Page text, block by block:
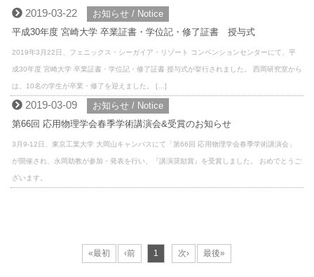
2019-03-22 お知らせ / Notice
平成30年度 宮崎大学 卒業証書・学位記・修了証書 授与式
2019年3月22日、フェニックス・シーガイア・リゾート コンベンションセンターにて、平
成30年度 宮崎大学 卒業証書・学位記・修了証書 授与式が挙行されました。 西岡研究室から
は、10名の学生が卒業・修了を迎えました。 […]
2019-03-09 お知らせ / Notice
第66回 応用物理学会春季学術講演会&受賞のお知らせ
3月9-12日、東京工業大学 大岡山キャンパスにて「第66回 応用物理学会春季学術講演会」
が開催され、永岡助教が参加・発表を行い、『講演奨励賞』を受賞しました。 おめでとうご
ざいます。